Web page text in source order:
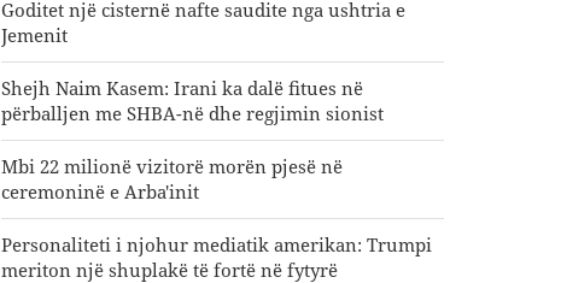
Goditet një cisternë nafte saudite nga ushtria e
Jemenit
Shejh Naim Kasem: Irani ka dalë fitues në
përballjen me SHBA-në dhe regjimin sionist
Mbi 22 milionë vizitorë morën pjesë në
ceremoninë e Arba'init
Personaliteti i njohur mediatik amerikan: Trumpi
meriton një shuplakë të fortë në fytyrë